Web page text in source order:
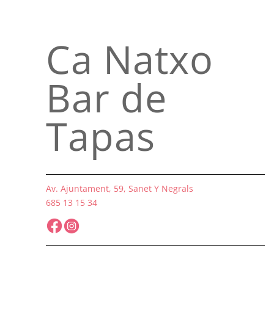
Ca Natxo
Bar de
Tapas
Av. Ajuntament, 59, Sanet Y Negrals
685 13 15 34